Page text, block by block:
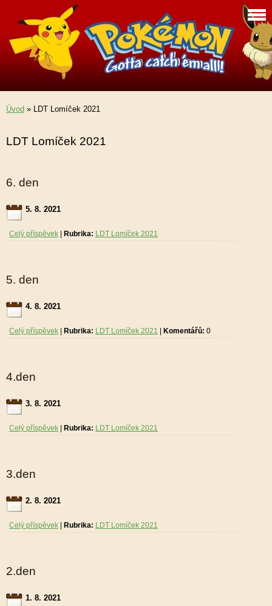
Úvod » LDT Lomíček 2021
LDT Lomíček 2021
6. den
5. 8. 2021
Celý příspěvek Rubrika: LDT Lomíček 2021
5. den
4. 8. 2021
Celý příspěvek Rubrika: LDT Lomíček 2021 Komentářů: 0
4.den
3. 8. 2021
Celý příspěvek Rubrika: LDT Lomíček 2021
3.den
2. 8. 2021
Celý příspěvek Rubrika: LDT Lomíček 2021
2.den
1. 8. 2021